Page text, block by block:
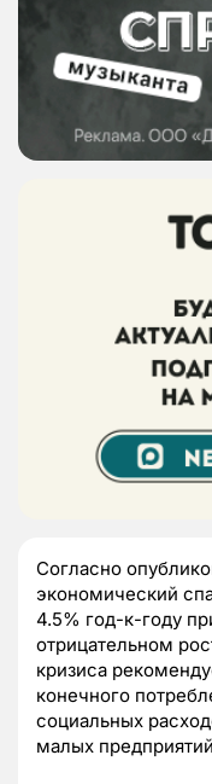
Согласно
экономический
4.5% год-к-году
отрицательном
кризиса
конечного
социальных
малых